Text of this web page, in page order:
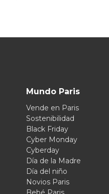
Mundo Paris
Vende en Paris
Sostenibilidad
Black Friday
Cyber Monday
Cyberday
Día de la Madre
Día del niño
Novios Paris